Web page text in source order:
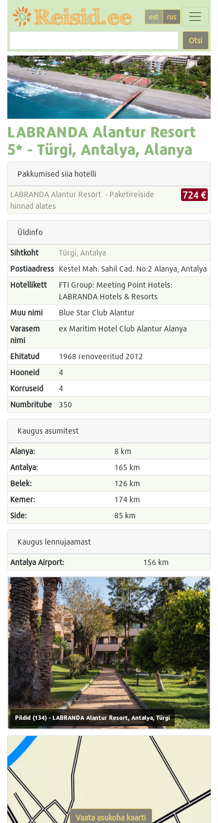
est rus
Otsi
LABRANDA Alantur Resort
5* - Türgi, Antalya, Alanya
Pakkumised siia hotelli
LABRANDA Alantur Resort - Paketireiside
hinnad alates
724 €
Üldinfo
Sihtkoht
Türgi, Antalya
Postiaadress Kestel Mah. Sahil Cad. No:2 Alanya, Antalya
Hotellikett
FTI Group: Meeting Point Hotels:
LABRANDA Hotels & Resorts
Muu nimi
Blue Star Club Alantur
Varasem
nimi
ex Maritim Hotel Club Alantur Alanya
Ehitatud
1968 renoveeritud 2012
Hooneid
4
Korruseid
4
Numbritube
350
Kaugus asumitest
Alanya:
8 km
Antalya:
165 km
Belek:
126 km
Kemer:
174 km
Side:
85 km
Kaugus lennujaamast
Antalya Airport: 156 km
Pildid (134) - LABRANDA Alantur Resort, Antalya, Türgi
Vaata asukoha kaarti